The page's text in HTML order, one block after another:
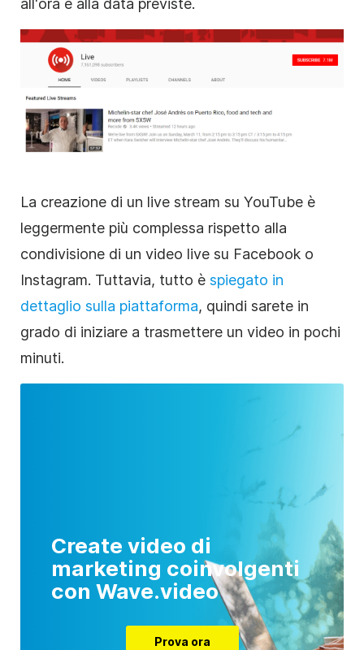
all'ora e alla data previste.
La creazione di un live stream su YouTube è
leggermente più complessa rispetto alla
condivisione di un video live su Facebook o
Instagram. Tuttavia, tutto è spiegato in
dettaglio sulla piattaforma, quindi sarete in
grado di iniziare a trasmettere un video in pochi
minuti.
Create video di
marketing coinvolgenti
con Wave.video
Prova ora